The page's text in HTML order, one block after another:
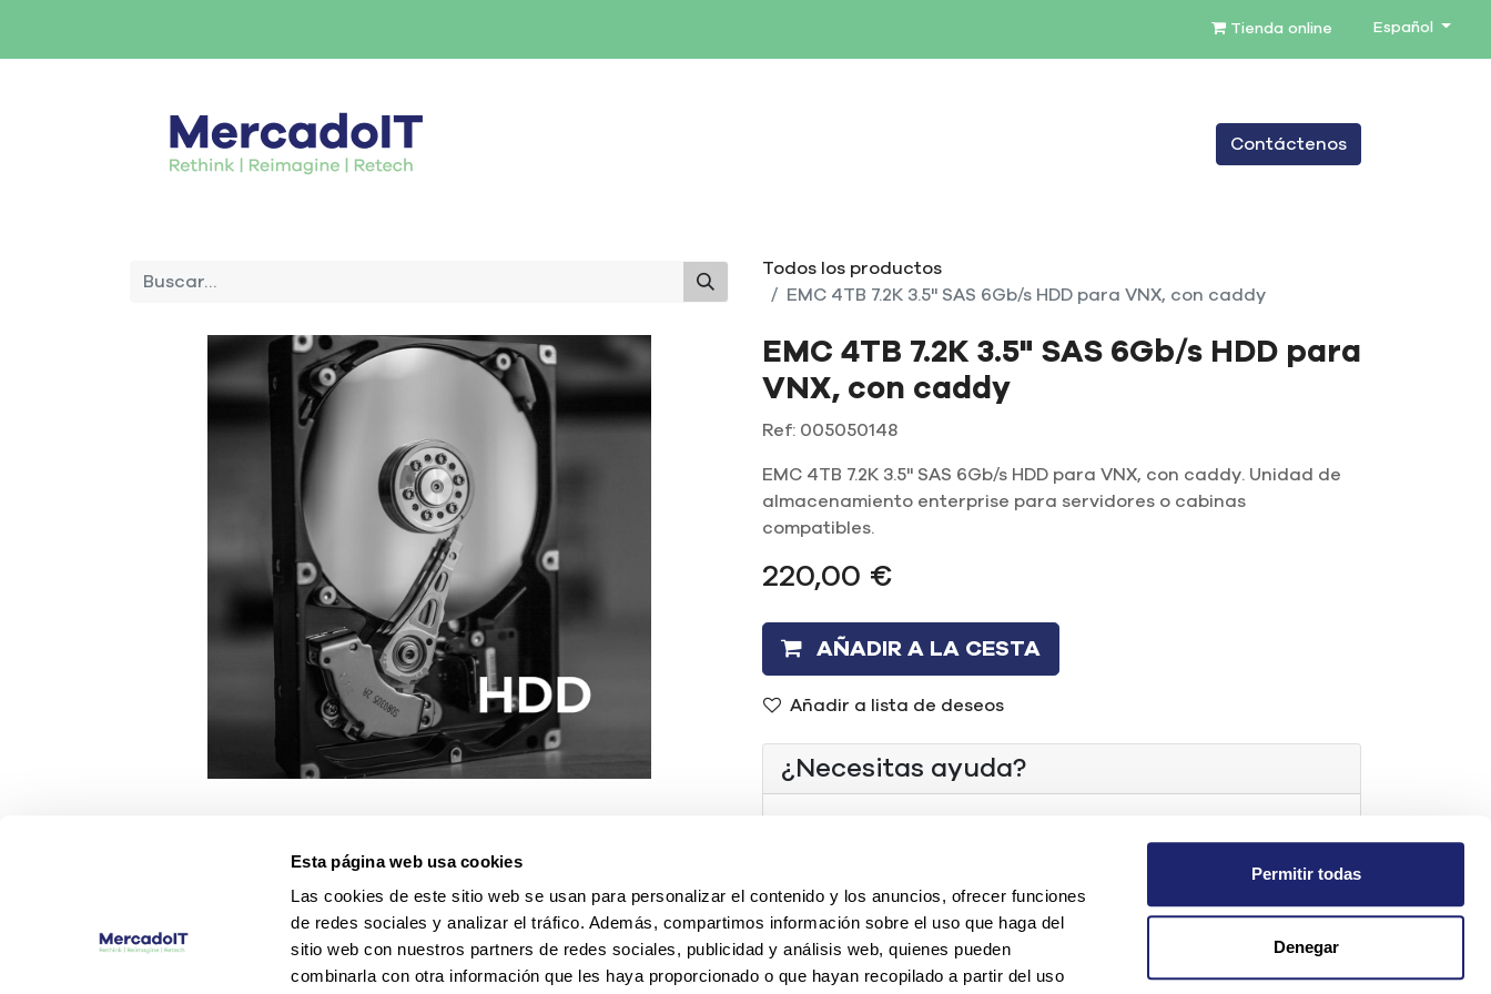
Esta página web usa cookies
Las cookies de este sitio web se usan para personalizar el contenido y los anuncios, ofrecer funciones
de redes sociales y analizar el tráfico. Además, compartimos información sobre el uso que haga del
sitio web con nuestros partners de redes sociales, publicidad y análisis web, quienes pueden
combinarla con otra información que les haya proporcionado o que hayan recopilado a partir del uso
Permitir todas
Denegar
Tienda online Español
BLOG
Contáctenos
Todos los productos
EMC 4TB 7.2K 3.5" SAS 6Gb/s HDD para VNX, con caddy
EMC 4TB 7.2K 3.5" SAS 6Gb/s HDD para
VNX, con caddy
Ref: 005050148
EMC 4TB 7.2K 3.5" SAS 6Gb/s HDD para VNX, con caddy. Unidad de
almacenamiento enterprise para servidores o cabinas
compatibles.
220,00 €
AÑADIR A LA CESTA
Añadir a lista de deseos
¿Necesitas ayuda?
O chatea con nosotros
Tipo:REF